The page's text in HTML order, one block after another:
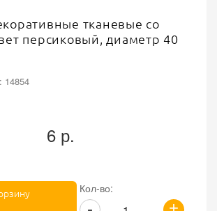
тканевые со
персиковый, диаметр 40
14854
6 р.
Кол-во: